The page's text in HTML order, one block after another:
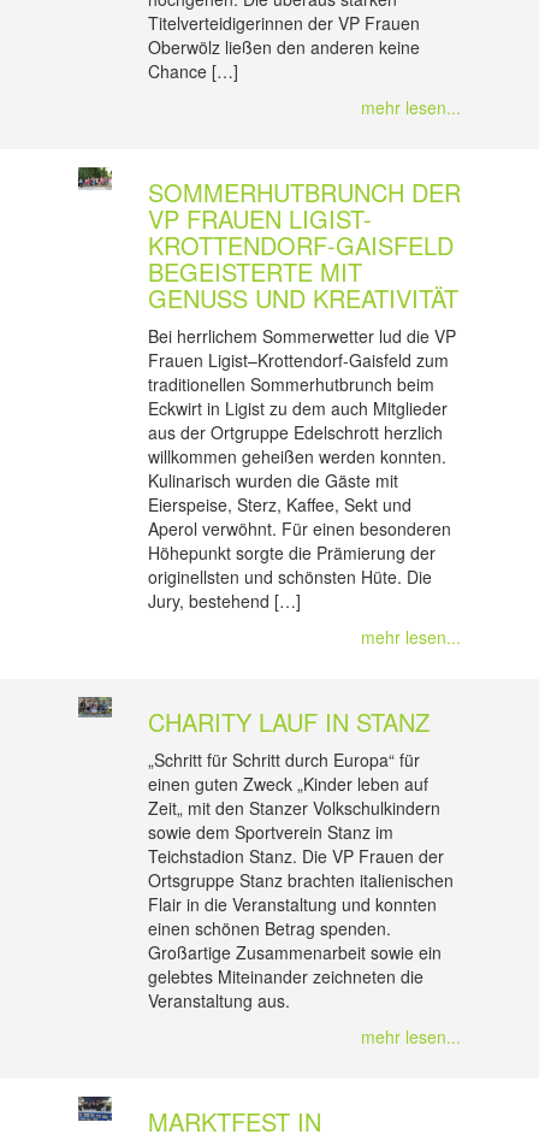
Titelverteidigerinnen der VP Frauen
Oberwölz ließen den anderen keine
Chance […]
mehr lesen...
SOMMERHUTBRUNCH DER
VP FRAUEN LIGIST-
KROTTENDORF-GAISFELD
BEGEISTERTE MIT
GENUSS UND KREATIVITÄT
Bei herrlichem Sommerwetter lud die VP
Frauen Ligist–Krottendorf-Gaisfeld zum
traditionellen Sommerhutbrunch beim
Eckwirt in Ligist zu dem auch Mitglieder
aus der Ortgruppe Edelschrott herzlich
willkommen geheißen werden konnten.
Kulinarisch wurden die Gäste mit
Eierspeise, Sterz, Kaffee, Sekt und
Aperol verwöhnt. Für einen besonderen
Höhepunkt sorgte die Prämierung der
originellsten und schönsten Hüte. Die
Jury, bestehend […]
mehr lesen...
CHARITY LAUF IN STANZ
„Schritt für Schritt durch Europa“ für
einen guten Zweck „Kinder leben auf
Zeit„ mit den Stanzer Volkschulkindern
sowie dem Sportverein Stanz im
Teichstadion Stanz. Die VP Frauen der
Ortsgruppe Stanz brachten italienischen
Flair in die Veranstaltung und konnten
einen schönen Betrag spenden.
Großartige Zusammenarbeit sowie ein
gelebtes Miteinander zeichneten die
Veranstaltung aus.
mehr lesen...
MARKTFEST IN